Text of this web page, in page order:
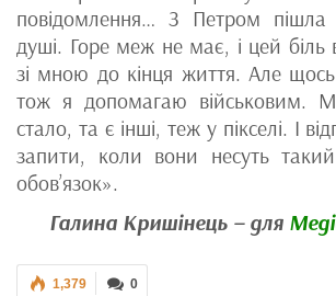
повідомлення… З Петром пішла
душі. Горе меж не має, і цей біль
зі мною до кінця життя. Але
тож я допомагаю військовим.
стало, та є інші, теж у пікселі. І
запити, коли вони несуть
обов’язок».
Галина Кришінець – для
0
1,379